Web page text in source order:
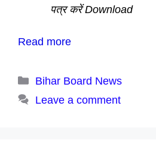
पत्र करें Download
Read more
Categories
Bihar Board News
Leave a comment